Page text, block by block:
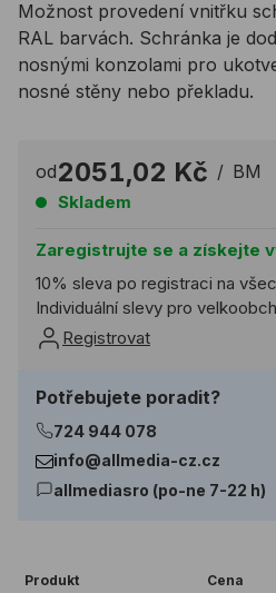
Možnost provedení vnitřku
RAL barvách. Schránka je
nosnými konzolami pro
nosné stěny nebo překladu.
od2051,02 Kč / BM
Skladem
Zaregistrujte se a získejte
10% sleva po registraci na
Individuální slevy pro
Registrovat
Potřebujete poradit?
724 944 078
info@allmedia-cz.cz
allmediasro (po-ne 7-22 h)
Produkt
Cena